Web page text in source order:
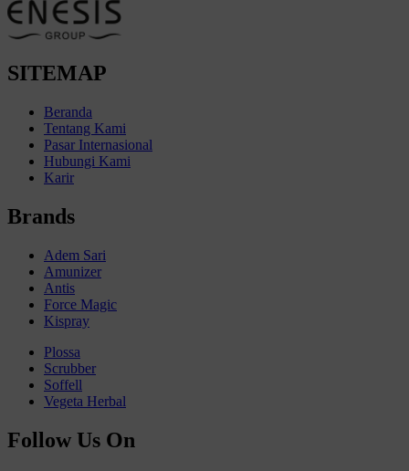
SITEMAP
Beranda
Tentang Kami
Pasar Internasional
Hubungi Kami
Karir
Brands
Adem Sari
Amunizer
Antis
Force Magic
Kispray
Plossa
Scrubber
Soffell
Vegeta Herbal
Follow Us On